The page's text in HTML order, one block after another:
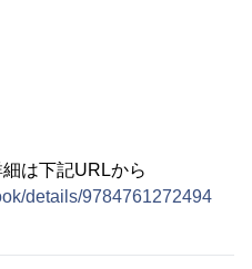
は下記URLから
details/9784761272494